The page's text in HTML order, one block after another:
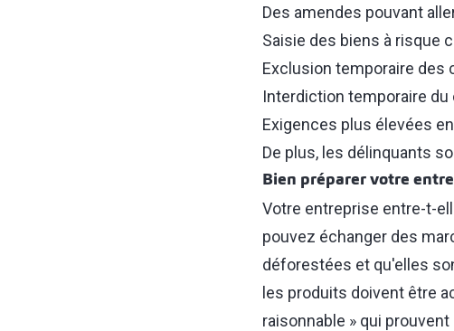
Des amendes pouvant
Saisie des biens à risque
Exclusion temporaire des
Interdiction temporaire
Exigences plus élevées
De plus, les délinquants
Bien préparer votre
Votre entreprise entre-t-
pouvez échanger des
déforestées et qu'elles
les produits doivent être
raisonnable » qui